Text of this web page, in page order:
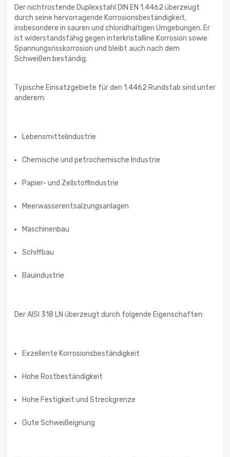
Der nichtrostende Duplexstahl DIN EN 1.4462 überzeugt
durch seine hervorragende Korrosionsbeständigkeit,
insbesondere in sauren und chloridhaltigen Umgebungen. Er
ist widerstandsfähig gegen interkristalline Korrosion sowie
Spannungsrisskorrosion und bleibt auch nach dem
Schweißen beständig.
Typische Einsatzgebiete für den 1.4462 Rundstab sind unter
anderem:
Lebensmittelindustrie
Chemische und petrochemische Industrie
Papier- und Zellstoffindustrie
Meerwasserentsalzungsanlagen
Maschinenbau
Schiffbau
Bauindustrie
Der AISI 318 LN überzeugt durch folgende Eigenschaften:
Exzellente Korrosionsbeständigkeit
Hohe Rostbeständigkeit
Hohe Festigkeit und Streckgrenze
Gute Schweißeignung